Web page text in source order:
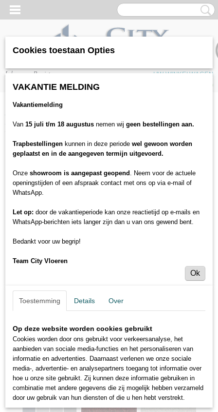
Inloggen Registreren
UW WINKELWAGEN
(0)
Home
Formula SDN - 400cm kamerbreed tapijt
Cookies toestaan Opties
VAKANTIE MELDING
Vakantiemelding
Van 15 juli t/m 18 augustus nemen wij geen bestellingen aan.
Trapbestellingen kunnen in deze periode wel gewoon worden
geplaatst en in de aangegeven termijn uitgevoerd.
Onze showroom is aangepast geopend . Neem voor de actuele
openingstijden of een afspraak contact met ons op via e-mail of
WhatsApp.
Let op: door de vakantieperiode kan onze reactietijd op e-mails en
WhatsApp-berichten iets langer zijn dan u van ons gewend bent.
Bedankt voor uw begrip!
Team City Vloeren
Ok
Toestemming Details Over
Op deze website worden cookies gebruikt
Cookies worden door ons gebruikt voor verkeersanalyse, het
aanbieden van sociale media-functies en het personaliseren van
informatie en advertenties. Daarnaast verlenen we onze sociale
media-, advertentie- en analysepartners toegang tot informatie over
hoe u onze site gebruikt. Zij kunnen deze informatie gebruiken in
combinatie met andere gegevens die zij mogelijk hebben verzameld
door uw gebruik van hun diensten of die u hen hebt verstrekt.